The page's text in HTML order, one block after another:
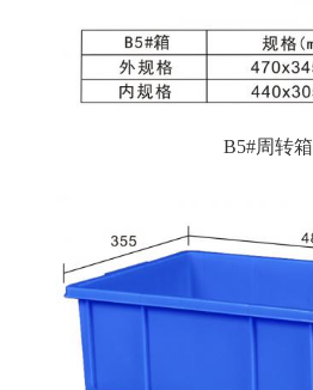
B5#周转箱